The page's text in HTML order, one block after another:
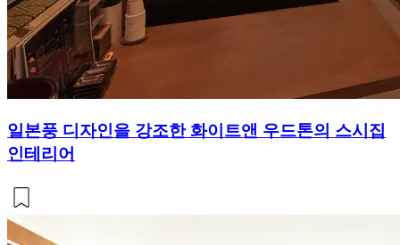
일본풍 디자인을 강조한 화이트앤 우드톤의 스시집
인테리어